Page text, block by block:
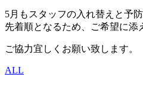
5月もスタッフの入れ替えと予
先着順となるため、ご希望に添
ご協力宜しくお願い致します。
ALL